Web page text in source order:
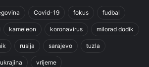
Covid-19 fokus fudbal
kameleon koronavirus milorad dodik
rusija sarajevo tuzla
ukrajina vrijeme